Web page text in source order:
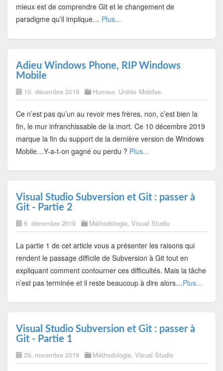
mieux est de comprendre Git et le changement de
paradigme qu’il implique… Plus...
Adieu Windows Phone, RIP Windows
Mobile
10. décembre 2019 Humeur, Unités Mobiles
Ce n’est pas qu’un au revoir mes frères, non, c’est bien la
fin, le mur infranchissable de la mort. Ce 10 décembre 2019
marque la fin du support de la dernière version de Windows
Mobile…Y-a-t-on gagné ou perdu ? Plus...
Visual Studio Subversion et Git : passer à
Git - Partie 2
6. décembre 2019 Méthodologie, Visual Studio
La partie 1 de cet article vous a présenter les raisons qui
rendent le passage difficile de Subversion à Git tout en
expliquant comment contourner ces difficultés. Mais la tâche
n’est pas terminée et il reste beaucoup à dire alors…Plus...
Visual Studio Subversion et Git : passer à
Git - Partie 1
29. novembre 2019 Méthodologie, Visual Studio